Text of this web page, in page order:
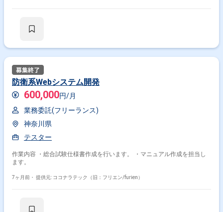
防衛系Webシステム開発
600,000円/月
業務委託(フリーランス)
神奈川県
テスター
作業内容 ・総合試験仕様書作成を行います。 ・マニュアル作成を担当し
ます。
7ヶ月前・ 提供元: ココナラテック（旧：フリエン/furien）